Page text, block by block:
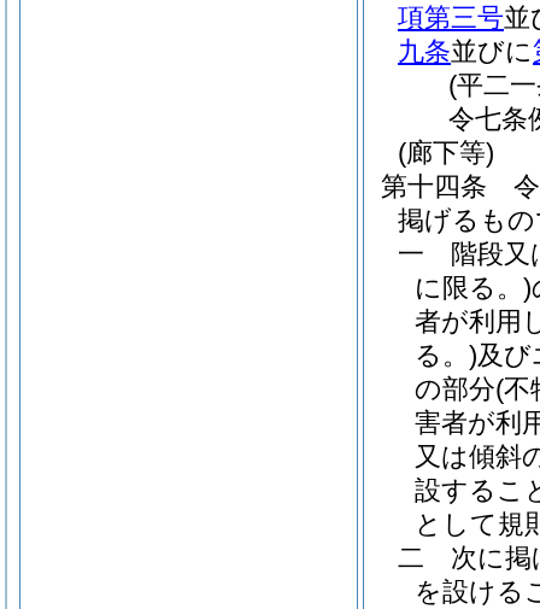
項第三号並
九条並びに
(平二
令七条
(廊下等)
第十四条
掲げるも
一
階段又
に限る。)
者が利用
る。)及び
の部分(不
害者が利
又は傾斜
設するこ
として規
二
次に掲
を設ける